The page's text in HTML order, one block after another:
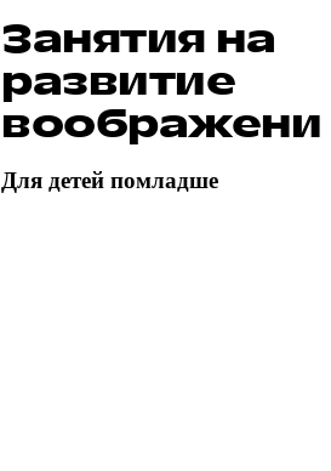
Занятия на
развитие
Для детей помладше